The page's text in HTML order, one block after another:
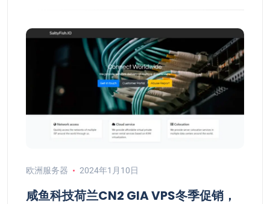
欧洲服务器 2024年1月10日
咸鱼科技荷兰CN2 GIA VPS冬季促销，